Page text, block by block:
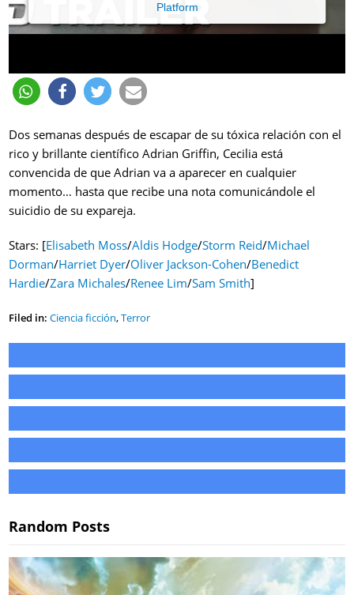
Platform
Dos semanas después de escapar de su tóxica relación con el
rico y brillante científico Adrian Griffin, Cecilia está
convencida de que Adrian va a aparecer en cualquier
momento… hasta que recibe una nota comunicándole el
suicidio de su expareja.
Stars: [Elisabeth Moss/Aldis Hodge/Storm Reid/Michael
Dorman/Harriet Dyer/Oliver Jackson-Cohen/Benedict
Hardie/Zara Michales/Renee Lim/Sam Smith]
Filed in: Ciencia ficción,Terror
Random Posts